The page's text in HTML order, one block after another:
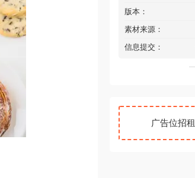
版本：
素材来源：
信息提交：
广告位招租